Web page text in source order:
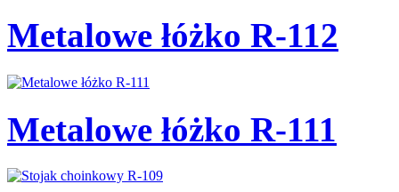
Metalowe łóżko R-112
Metalowe łóżko R-111